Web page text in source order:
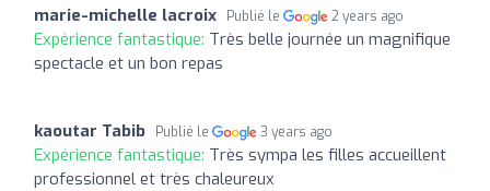
marie-michelle lacroix Publié le 2 years ago
Expérience fantastique: Très belle journée un magnifique
spectacle et un bon repas
kaoutar Tabib Publié le 3 years ago
Expérience fantastique: Très sympa les filles accueillent
professionnel et très chaleureux